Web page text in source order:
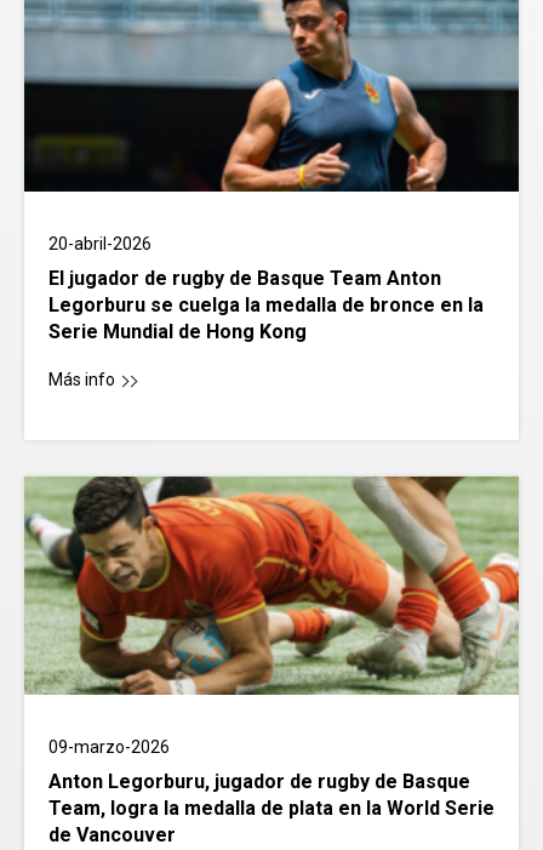
20-abril-2026
El jugador de rugby de Basque Team Anton
Legorburu se cuelga la medalla de bronce en la
Serie Mundial de Hong Kong
Más info
09-marzo-2026
Anton Legorburu, jugador de rugby de Basque
Team, logra la medalla de plata en la World Serie
de Vancouver